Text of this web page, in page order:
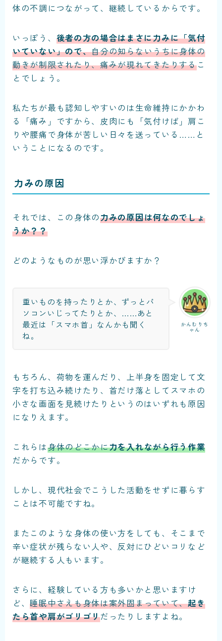
体の不調につながって、継続しているから です。
いっぽう、 後者の方の場合はまさに力みに「気付
いていない」ので、自分の知らないうちに身体の
動きが制限されたり、痛みが現れてきたりするこ
とでしょう。
私たちが最も認知しやすいのは生命維持にかかわ
る「痛み」ですから、皮肉にも「気付けば」肩こ
りや腰痛で身体が苦しい日々を送っている……と
いうことになるのです。
力みの原因
それでは、この身体の力みの原因は何なのでしょ
うか？？
どのようなものが思い浮かびますか？
かんむりち
ゃん
重いものを持ったりとか、ずっとパ
ソコンいじってたりとか、……あと
最近は「スマホ首」なんかも聞く
ね。
もちろん、荷物を運んだり、上半身を固定して文
字を打ち込み続けたり、首だけ落としてスマホの
小さな画面を見続けたりというのはいずれも原因
になりえます。
これらは身体のどこかに力を入れながら行う作業
だからです。
しかし、現代社会でこうした活動をせずに暮らす
ことは不可能ですね。
またこのような身体の使い方をしても、そこまで
辛い症状が残らない人や、反対にひどいコリなど
が継続する人もいます。
さらに、経験している方も多いかと思いますけ
ど、睡眠中さえも身体は案外固まっていて、起き
たら首や肩がゴリゴリだったり しますよね。